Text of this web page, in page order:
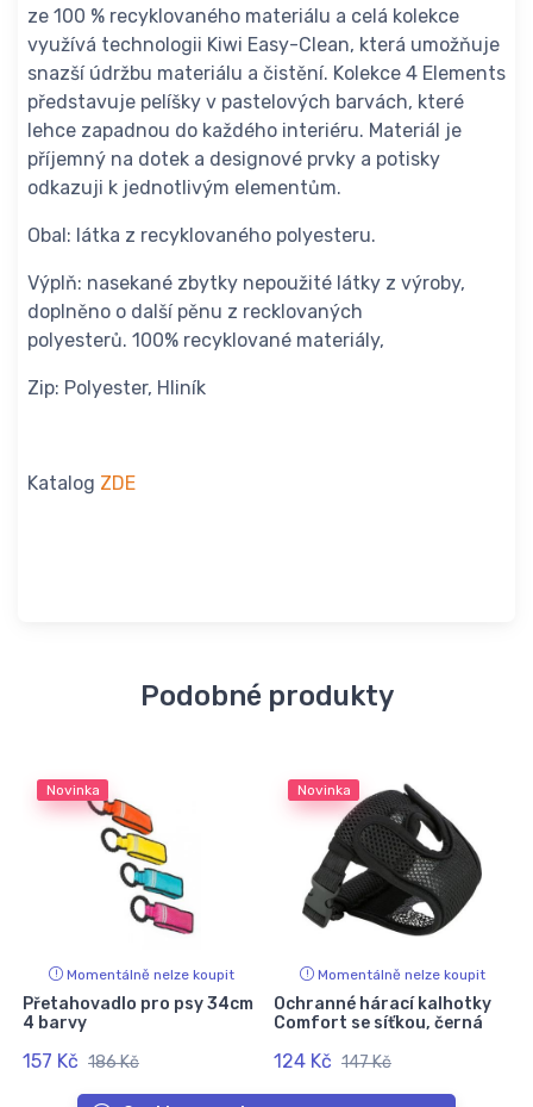
ze 100 % recyklovaného materiálu a celá kolekce
využívá technologii Kiwi Easy-Clean, která umožňuje
snazší údržbu materiálu a čistění. Kolekce 4 Elements
představuje pelíšky v pastelových barvách, které
lehce zapadnou do každého interiéru. Materiál je
příjemný na dotek a designové prvky a potisky
odkazuji k jednotlivým elementům.
Obal: látka z recyklovaného polyesteru.
Výplň: nasekané zbytky nepoužité látky z výroby,
doplněno o další pěnu z recklovaných
polyesterů. 100% recyklované materiály,
Zip: Polyester, Hliník
Katalog ZDE
Podobné produkty
Novinka
Momentálně nelze koupit
Přetahovadlo pro psy 34cm
4 barvy
157 Kč 186 Kč
Novinka
Momentálně nelze koupit
Ochranné hárací kalhotky
Comfort se síťkou, černá
124 Kč 147 Kč